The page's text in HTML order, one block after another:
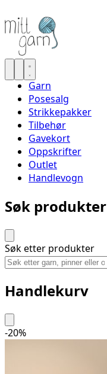
Garn
Posesalg
Strikkepakker
Tilbehør
Gavekort
Oppskrifter
Outlet
Handlevogn
Søk produkter
Søk etter produkter
Handlekurv
-20%